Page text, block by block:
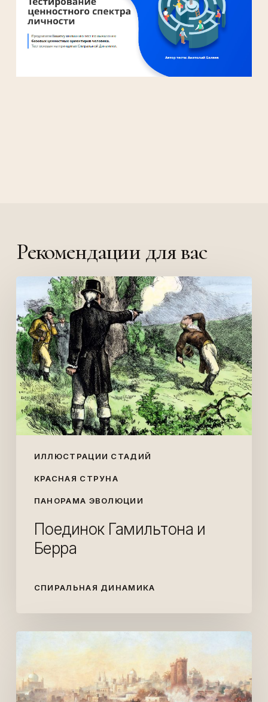
Рекомендации для вас
ИЛЛЮСТРАЦИИ СТАДИЙ
КРАСНАЯ СТРУНА
ПАНОРАМА ЭВОЛЮЦИИ
Поединок
Гамильтона
и
Берра
Поединок Гамильтона и
Берра
СПИРАЛЬНАЯ ДИНАМИКА
боеприпас